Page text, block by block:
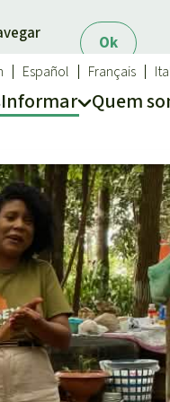
Ok
Informar Quem
Salve a
Quem
FAQ
Contato
Español Français